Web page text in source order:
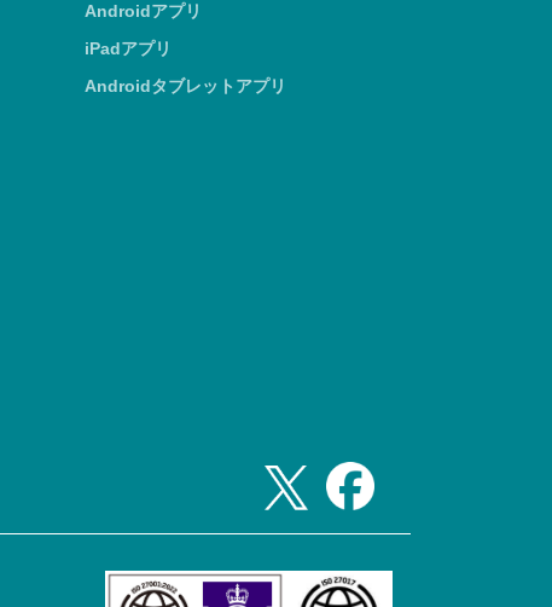
Androidアプリ
iPadアプリ
Androidタブレットアプリ